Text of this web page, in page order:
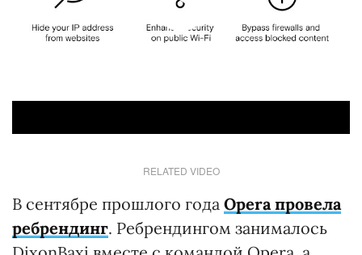
RELATED VIDEO
В сентябре прошлого года Opera провела
ребрендинг. Ребрендингом занималось